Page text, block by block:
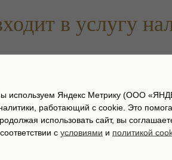
используем Яндекс Метрику (ООО
работающий с cookie. Это
использовать сайт, вы
с условиями и политикой
в услугу
выявления нарушений,
ситуации;
по существу
отразить в учёте,